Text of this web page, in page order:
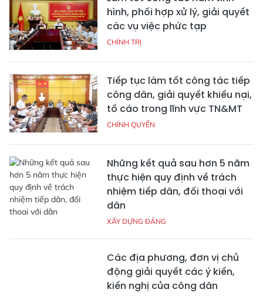
hình, phối hợp xử lý, giải quyết
các vụ việc phức tạp
CHÍNH TRỊ
Tiếp tục làm tốt công tác tiếp
công dân, giải quyết khiếu nại,
tố cáo trong lĩnh vực TN&MT
CHÍNH QUYỀN
Những kết quả sau hơn 5 năm
thực hiện quy định về trách
nhiệm tiếp dân, đối thoại với
dân
XÂY DỰNG ĐẢNG
Các địa phương, đơn vị chủ
động giải quyết các ý kiến,
kiến nghị của công dân